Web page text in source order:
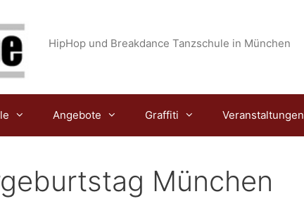
HipHop und Breakdance Tanzschule in München
Angebote Graffiti Veranstaltungen
München